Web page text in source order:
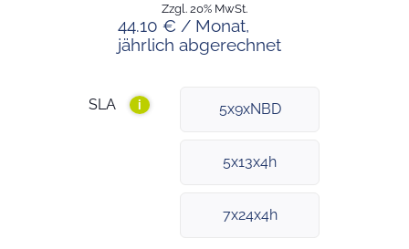
44.10 € / Monat,
jährlich abgerechnet
Zzgl. 20% MwSt.
SLA i 5x9xNBD
5x13x4h
7x24x4h